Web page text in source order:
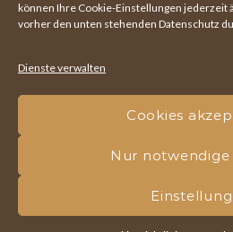
können Ihre Cookie-Einstellungen jederzeit
vorher den unten stehenden Datenschutz
Dienste verwalten
Cookies
Nur notwendige
Hauptstraße 111, 7203 Wiesen
office@holzbau-drescher.at
Impressum|